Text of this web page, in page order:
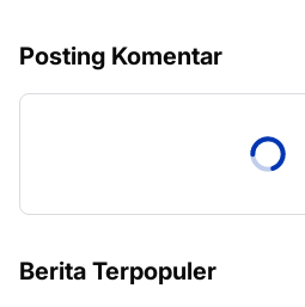
Posting Komentar
Berita Terpopuler